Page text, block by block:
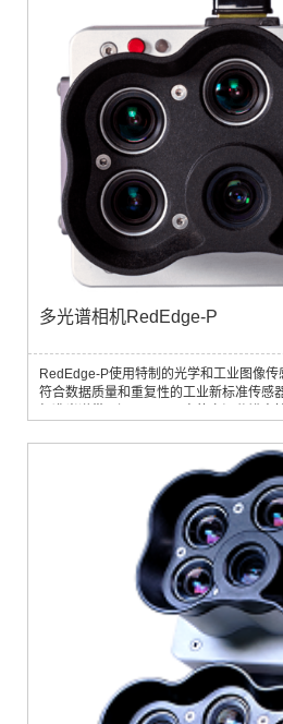
MXRedEdge MX是一款坚固耐用的专业
壳，经久耐用。它捕获...
多光谱相机RedEdge-P
RedEdge-P使用特制的光学和工业图像传
符合数据质量和重复性的工业新标准传感
的工业成像传感器以及窄带科学级过滤器
校准过程，为高质量输出创造了高质量、